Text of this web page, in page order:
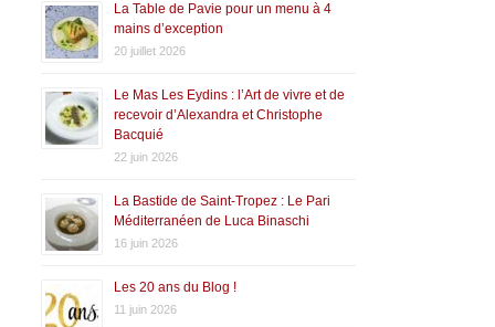
La Table de Pavie pour un menu à 4
mains d’exception
20 juillet 2026
Le Mas Les Eydins : l’Art de vivre et de
recevoir d’Alexandra et Christophe
Bacquié
22 juin 2026
La Bastide de Saint-Tropez : Le Pari
Méditerranéen de Luca Binaschi
16 juin 2026
Les 20 ans du Blog !
11 juin 2026